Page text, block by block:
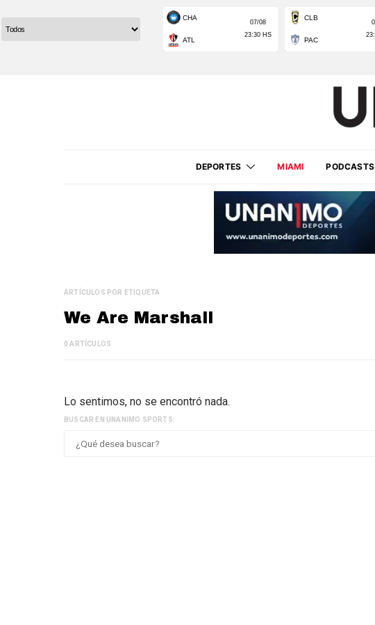
DEPORTES MIAMI PODCASTS
ARTÍCULOS POR ETIQUETA
We Are Marshall
0 ARTÍCULOS
Lo sentimos, no se encontró nada.
BUSCAR EN UNANIMO SPORTS: